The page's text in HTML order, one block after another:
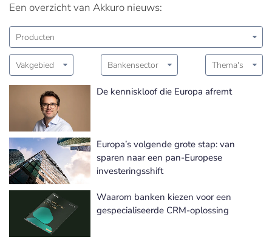
Een overzicht van Akkuro nieuws:
Producten
Vakgebied Bankensector Thema's
De kenniskloof die Europa afremt
Europa’s volgende grote stap: van
sparen naar een pan-Europese
investeringsshift
Waarom banken kiezen voor een
gespecialiseerde CRM-oplossing